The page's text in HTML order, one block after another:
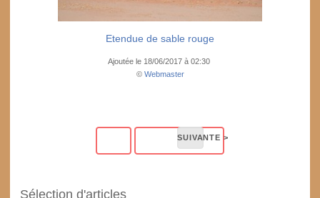
Etendue de sable rouge
Ajoutée le 18/06/2017 à 02:30
© Webmaster
Sélection d'articles